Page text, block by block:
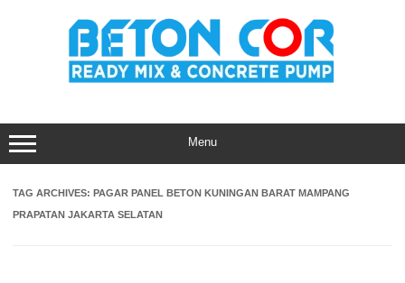
Menu
TAG ARCHIVES: PAGAR PANEL BETON KUNINGAN BARAT MAMPANG
PRAPATAN JAKARTA SELATAN